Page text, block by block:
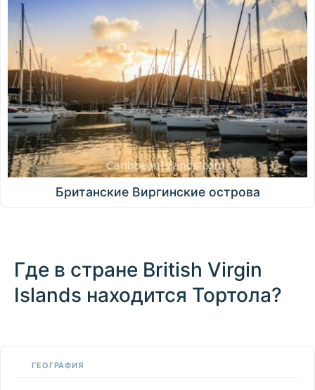
Британские Виргинские острова
Где в стране British Virgin
Islands находится Тортола?
100 km / 62.1 mi
ГЕОГРАФИЯ